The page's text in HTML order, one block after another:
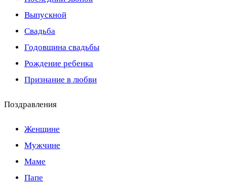
Выпускной
Свадьба
Годовщина свадьбы
Рождение ребенка
Признание в любви
Поздравления
Женщине
Мужчине
Маме
Папе